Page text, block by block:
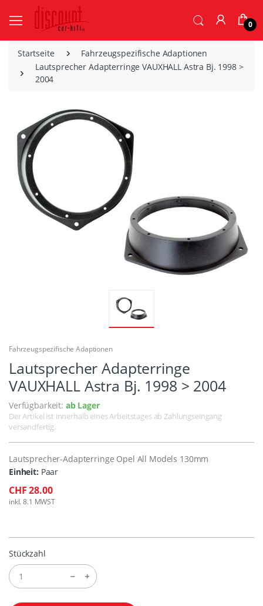
0
Startseite
Fahrzeugspezifische Adaptionen
Lautsprecher Adapterringe VAUXHALL Astra Bj. 1998 >
2004
Fahrzeugspezifische Adaptionen
Lautsprecher Adapterringe
VAUXHALL Astra Bj. 1998 > 2004
Verfügbarkeit: ab Lager
Der Artikel ist innerhalb eines Arbeitstages ab Zahlungseingang
versandfertig.
Lautsprecher-Adapterringe Opel All Models 130mm
Einheit: Paar
CHF 28.00
inkl. 8.1 MWST
Stückzahl